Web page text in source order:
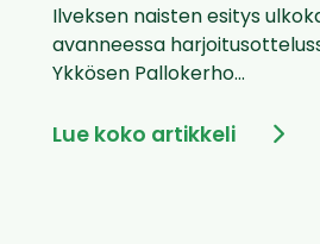
Ilveksen naisten esitys
avanneessa
Ykkösen Pallokerho...
Lue koko artikkeli